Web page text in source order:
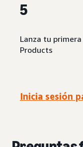
5
Lanza tu
Products
Inicia sesión